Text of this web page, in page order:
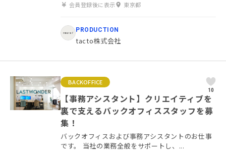
会員登録後に表示 東京都
PRODUCTION
tacto株式会社
BACKOFFICE
10
【事務アシスタント】クリエイティブを
裏で支えるバックオフィススタッフを募
集！
バックオフィスおよび事務アシスタントのお仕事
です。 当社の業務全般をサポートし、...